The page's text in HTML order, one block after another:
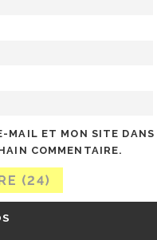
MAIL ET MON SITE DANS
COMMENTAIRE.